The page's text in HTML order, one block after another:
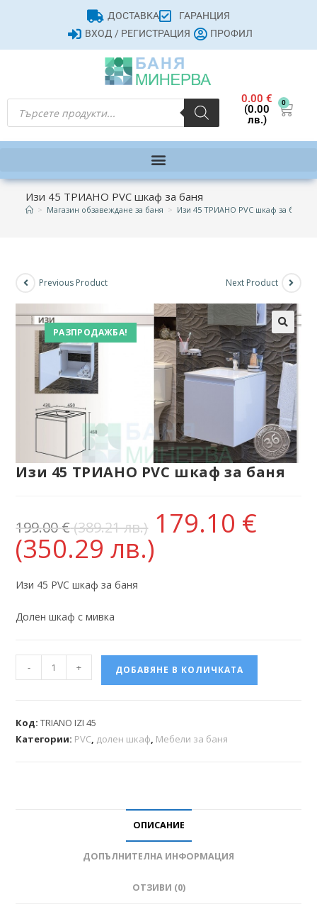
ДОСТАВКА
ГАРАНЦИЯ
ВХОД / РЕГИСТРАЦИЯ
ПРОФИЛ
0.00€
(0.00
лв.)
0
Изи 45 ТРИАНО PVC шкаф за баня
> Магазин обзавеждане за баня > Изи 45 ТРИАНО PVC шкаф за баня
РАЗПРОДАЖБА!
Previous Product Next Product
Изи 45 ТРИАНО PVC шкаф за баня
199.00€(389.21 лв.) 179.10 €
(350.29 лв.)
Изи 45 PVC шкаф за баня
Долен шкаф с мивка
- + ДОБАВЯНЕ В КОЛИЧКАТА
Код:TRIANO IZI 45
Категории: PVC, долен шкаф, Мебели за баня
ОПИСАНИЕ
ДОПЪЛНИТЕЛНА ИНФОРМАЦИЯ
ОТЗИВИ (0)